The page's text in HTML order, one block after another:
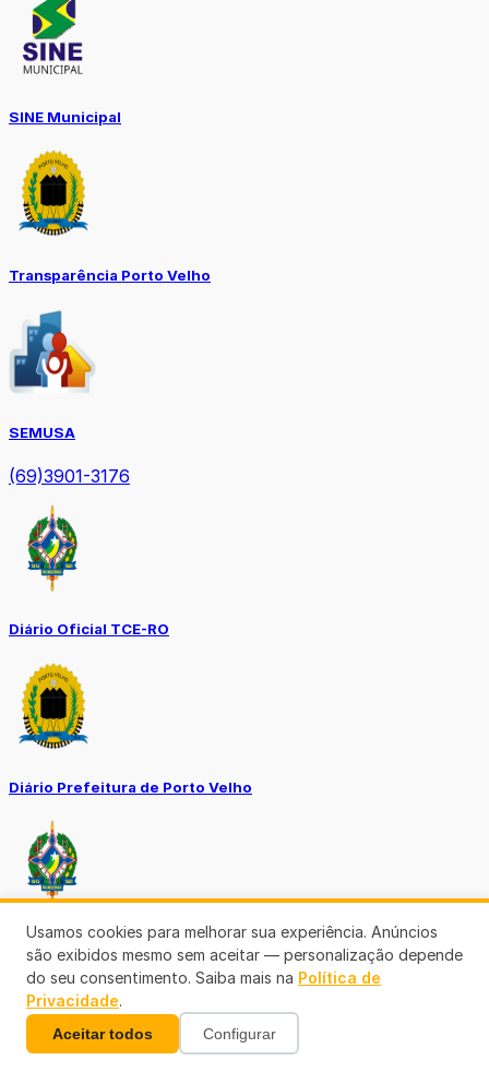
SINE Municipal
Transparência Porto Velho
SEMUSA
(69)3901-3176
Diário Oficial TCE-RO
Diário Prefeitura de Porto Velho
Diário Oficial de RO
Usamos cookies para melhorar sua experiência. Anúncios
são exibidos mesmo sem aceitar — personalização depende
do seu consentimento. Saiba mais na Política de
Privacidade.
Aceitar todos Configurar